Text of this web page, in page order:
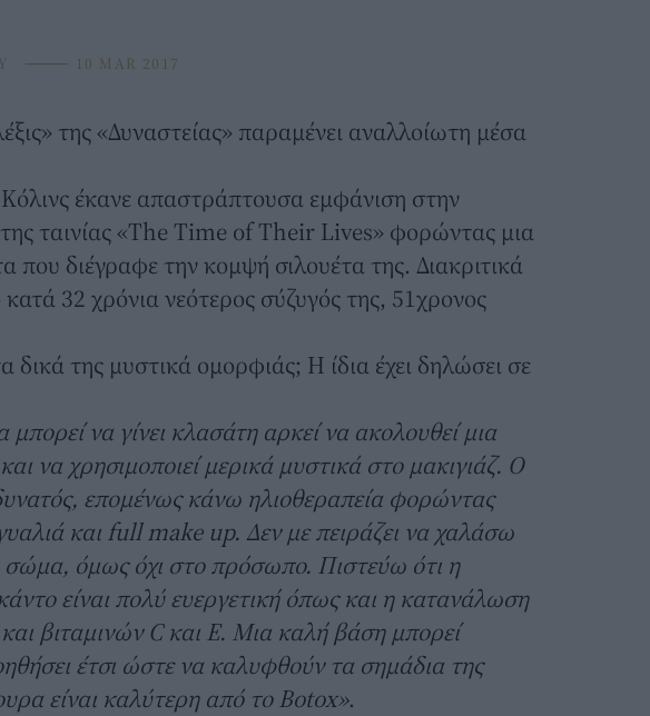
⸻ 10 MAR 2017
της «Δυναστείας» παραμένει αναλλοίωτη μέσα
έκανε απαστράπτουσα εμφάνιση στην
ταινίας «Τhe Time of Their Lives» φορώντας μια
που διέγραφε την κομψή σιλουέτα της. Διακριτικά
32 χρόνια νεότερος σύζυγός της, 51χρονος
δικά της μυστικά ομορφιάς; Η ίδια έχει δηλώσει σε
μπορεί να γίνει κλασάτη αρκεί να ακολουθεί μια
να χρησιμοποιεί μερικά μυστικά στο μακιγιάζ. Ο
επομένως κάνω ηλιοθεραπεία φορώντας
και full make up. Δεν με πειράζει να χαλάσω
σώμα, όμως όχι στο πρόσωπο. Πιστεύω ότι η
είναι πολύ ευεργετική όπως και η κατανάλωση
βιταμινών C και Ε. Μια καλή βάση μπορεί
έτσι ώστε να καλυφθούν τα σημάδια της
είναι καλύτερη από το Botox».